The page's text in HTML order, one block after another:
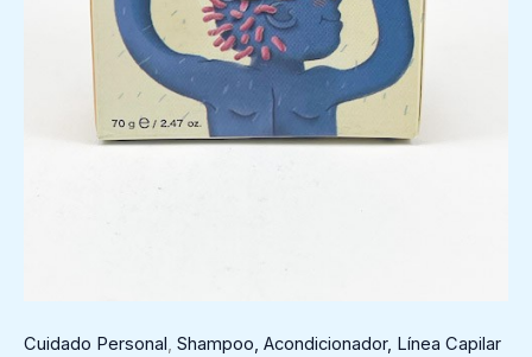
Cuidado Personal, Shampoo, Acondicionador, Línea Capilar